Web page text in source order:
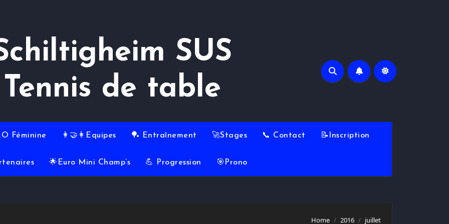
SUS
Tennis de table
Féminine 👩‍🤝‍👩Equipes 🏓 Entraînement 🚀Stages 📞 Contact 📝Inscription
🌟Euro Mini Champ’s 💪 Progression 🎯Prono
Home 2016 juillet